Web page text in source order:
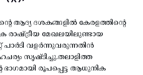
ആദ്യ ദശകങ്ങളിൽ കേരളത്തിന്റെ
രാഷ്ട്രീയ മേഖലയിലുണ്ടായ
പാർടി വളർന്നുവരുന്നതിൻ
സൃഷ്ടിച്ചു.തലാളിത്ത
ഭാഗമായി രൂപപ്പെട്ട ആധുനിക